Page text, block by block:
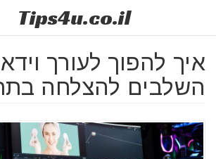
Tips4u.co.il
איך להפוך לעורך
השלבים להצלחה